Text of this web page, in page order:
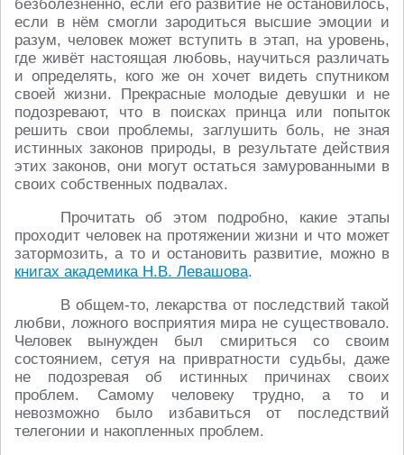
безболезненно, если его развитие не остановилось,
если в нём смогли зародиться высшие эмоции и
разум, человек может вступить в этап, на уровень,
где живёт настоящая любовь, научиться различать
и определять, кого же он хочет видеть спутником
своей жизни. Прекрасные молодые девушки и не
подозревают, что в поисках принца или попыток
решить свои проблемы, заглушить боль, не зная
истинных законов природы, в результате действия
этих законов, они могут остаться замурованными в
своих собственных подвалах.
Прочитать об этом подробно, какие этапы
проходит человек на протяжении жизни и что может
затормозить, а то и остановить развитие, можно в
книгах академика Н.В. Левашова.
В общем-то, лекарства от последствий такой
любви, ложного восприятия мира не существовало.
Человек вынужден был смириться со своим
состоянием, сетуя на привратности судьбы, даже
не подозревая об истинных причинах своих
проблем. Самому человеку трудно, а то и
невозможно было избавиться от последствий
телегонии и накопленных проблем.